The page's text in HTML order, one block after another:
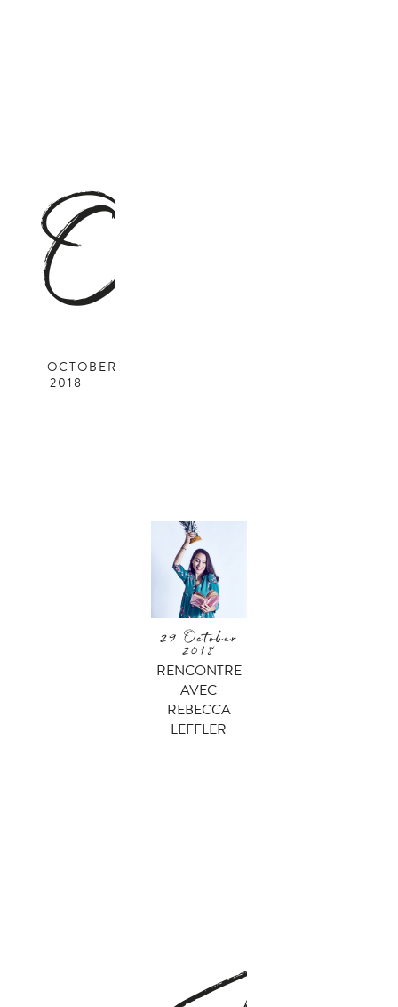
O
OCTOBER
2018
29 October
2018
RENCONTRE
AVEC
REBECCA
LEFFLER